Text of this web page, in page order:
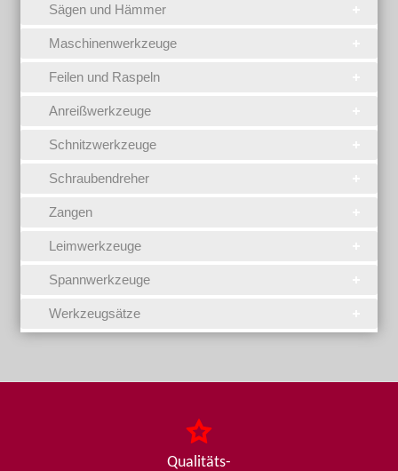
Sägen und Hämmer
Maschinenwerkzeuge
Feilen und Raspeln
Anreißwerkzeuge
Schnitzwerkzeuge
Schraubendreher
Zangen
Leimwerkzeuge
Spannwerkzeuge
Werkzeugsätze
Qualitäts-